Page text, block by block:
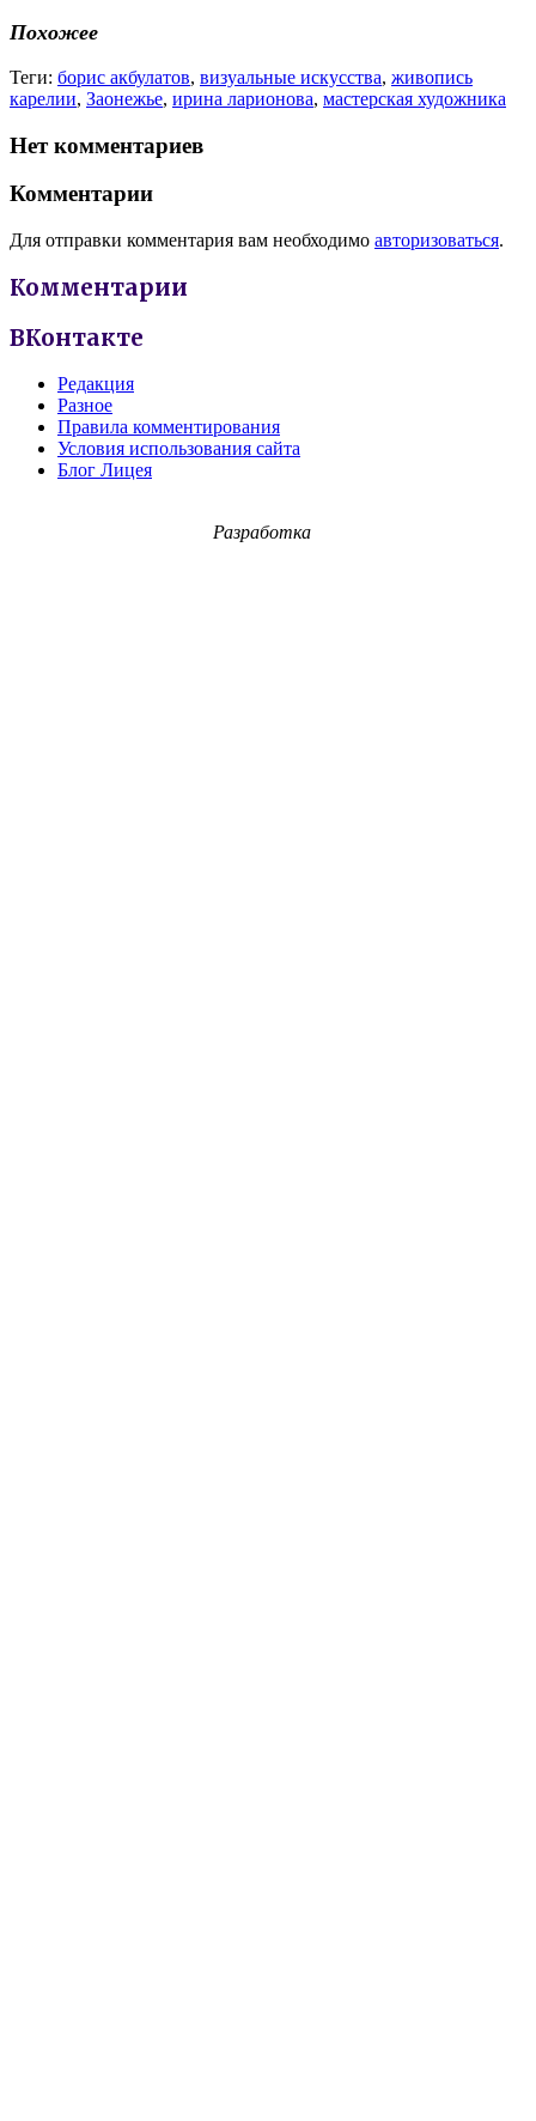
Похожее
Теги: борис акбулатов, визуальные искусства, живопись
карелии, Заонежье, ирина ларионова, мастерская художника
Нет комментариев
Комментарии
Для отправки комментария вам необходимо авторизоваться.
Комментарии
ВКонтакте
Редакция
Разное
Правила комментирования
Условия использования сайта
Блог Лицея
Разработка